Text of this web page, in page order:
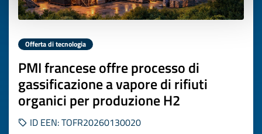
Offerta di tecnologia
PMI francese offre processo di
gassificazione a vapore di rifiuti
organici per produzione H2
ID EEN: TOFR20260130020